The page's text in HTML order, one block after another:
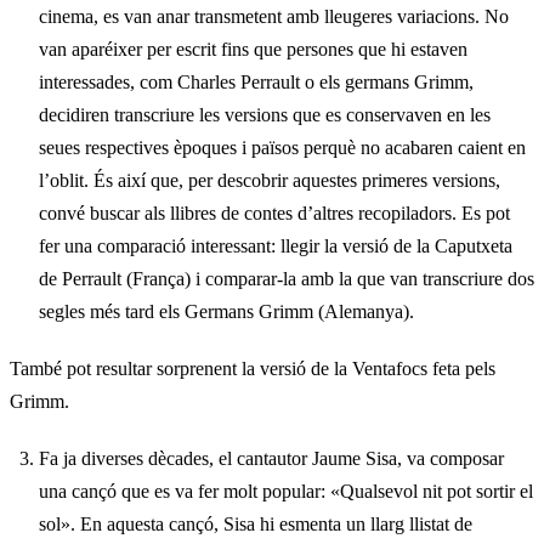
cinema, es van anar transmetent amb lleugeres variacions. No
van aparéixer per escrit fins que persones que hi estaven
interessades, com Charles Perrault o els germans Grimm,
decidiren transcriure les versions que es conservaven en les
seues respectives èpoques i països perquè no acabaren caient en
l’oblit. És així que, per descobrir aquestes primeres versions,
convé buscar als llibres de contes d’altres recopiladors. Es pot
fer una comparació interessant: llegir la versió de la Caputxeta
de Perrault (França) i comparar-la amb la que van transcriure dos
segles més tard els Germans Grimm (Alemanya).
També pot resultar sorprenent la versió de la Ventafocs feta pels
Grimm.
Fa ja diverses dècades, el cantautor Jaume Sisa, va composar
una cançó que es va fer molt popular: «Qualsevol nit pot sortir el
sol». En aquesta cançó, Sisa hi esmenta un llarg llistat de